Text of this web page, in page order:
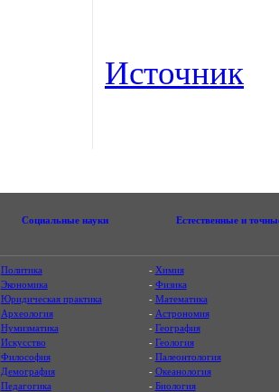
Источник
Социальные науки Естественные и
Политика
Экономика
Юридическая практика
Археология
Нумизматика
Искусство
Философия
Демография
Педагогика
- Химия
- Физика
- Математика
- Астрономия
- География
- Геология
- Палеонтология
- Океанология
- Биология